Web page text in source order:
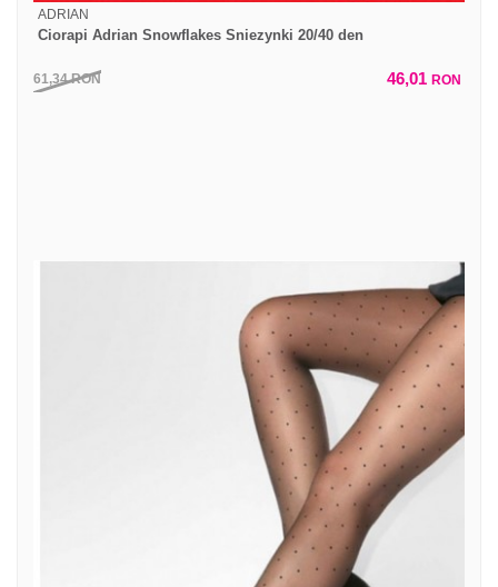
ADRIAN
Ciorapi Adrian Snowflakes Sniezynki 20/40 den
61,34RON 46,01 RON